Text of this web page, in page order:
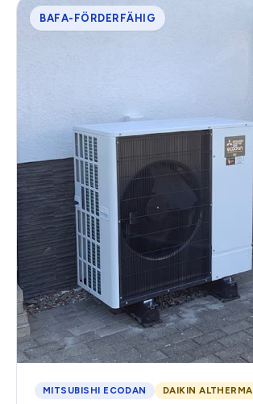
BAFA-FÖRDERFÄHIG
MITSUBISHI ECODAN DAIKIN ALTHERMA